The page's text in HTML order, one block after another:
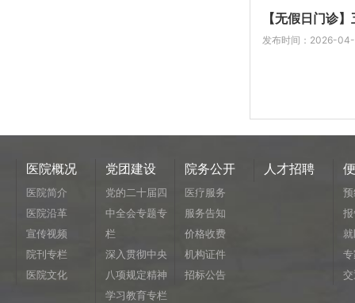
【无假日门诊
发布时间：2026-
医院概况
医院简介
医院沿革
宣传视频
院刊专栏
医院文化
党团建设
党的二十届四
中全会专题专
栏
深入贯彻中央
八项规定精神
学习教育专栏
院务公开
医疗服务
服务告知
价格收费
机构证件
招标公告
人才招聘